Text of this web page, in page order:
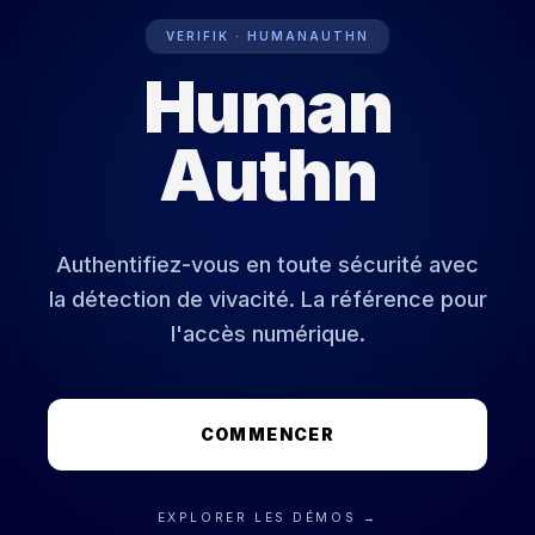
PRÉPARATION BIOMÉTRIQUE : ACTIVE
VERIFIK · HUMANAUTHN
Human
Authn
Authentifiez-vous en toute sécurité avec
la détection de vivacité. La référence pour
l'accès numérique.
COMMENCER
EXPLORER LES DÉMOS →